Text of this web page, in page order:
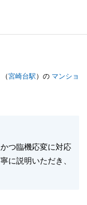
て何よりの励みと
結果を目指して取
ります。_
ただき、本当にあ
（宮崎台駅）の マンショ
つ臨機応変に対応
に説明いただき、